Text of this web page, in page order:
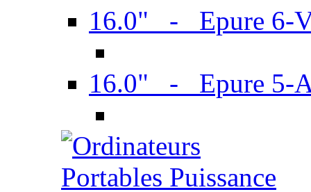
16.0" - Epure 6-
16.0" - Epure 5-